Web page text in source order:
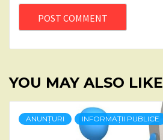
YOU MAY ALSO LIKE
ANUNȚURI INFORMAȚII PUBLICE